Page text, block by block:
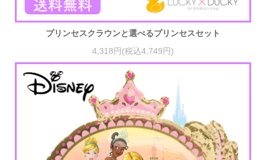
プリンセスクラウンと選べるプリンセスセット
4,318円(税込4,749円)